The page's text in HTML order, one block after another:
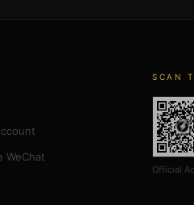
WeChat
SCAN
Official